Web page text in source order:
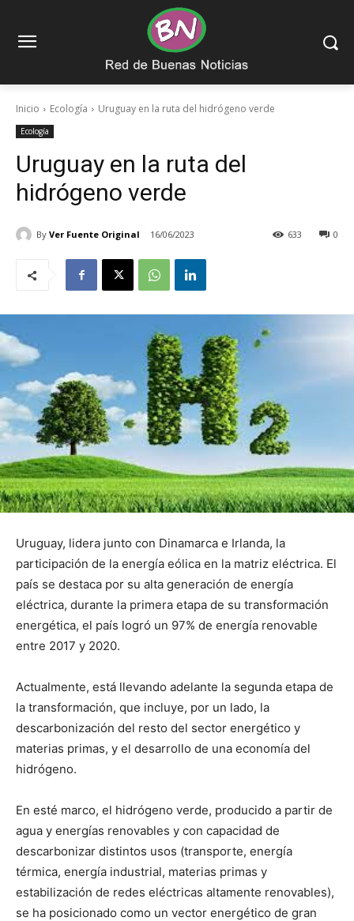
Inicio Ecología Uruguay en la ruta del hidrógeno verde
Ecología
Uruguay en la ruta del
hidrógeno verde
By Ver Fuente Original 16/06/2023 0
633
Uruguay, lidera junto con Dinamarca e Irlanda, la
participación de la energía eólica en la matriz eléctrica. El
país se destaca por su alta generación de energía
eléctrica, durante la primera etapa de su transformación
energética, el país logró un 97% de energía renovable
entre 2017 y 2020.
Actualmente, está llevando adelante la segunda etapa de
la transformación, que incluye, por un lado, la
descarbonización del resto del sector energético y
materias primas, y el desarrollo de una economía del
hidrógeno.
En esté marco, el hidrógeno verde, producido a partir de
agua y energías renovables y con capacidad de
descarbonizar distintos usos (transporte, energía
térmica, energía industrial, materias primas y
estabilización de redes eléctricas altamente renovables),
se ha posicionado como un vector energético de gran